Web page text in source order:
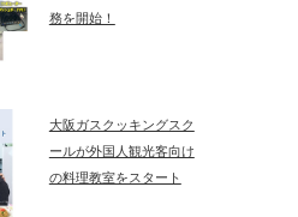
務を開始！
大阪ガスクッキングスク
ールが外国人観光客向け
の料理教室をスタート